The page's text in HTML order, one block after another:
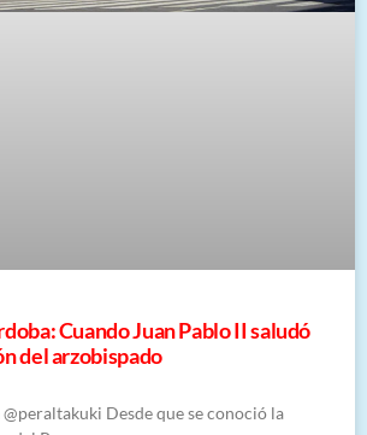
Cuando Juan Pablo II saludó
del arzobispado
Desde que se conoció la